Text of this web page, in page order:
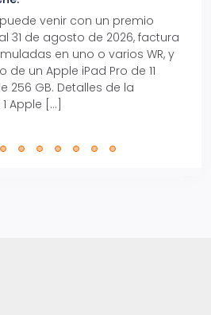
venir con un premio
31 de agosto de 2026, factura
en uno o varios WR, y
un Apple iPad Pro de 11
256 GB. Detalles de la
Apple […]